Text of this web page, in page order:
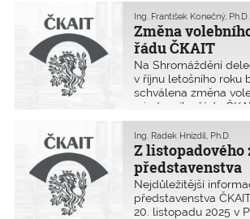
Změna
řádu ČKAIT
Ing. František Konečný, Ph.D.
Na Shromáždění
v říjnu letošního roku
schválena změna
a jednacího řádu
několika technických
úprav, byl hlavní
kandidátů do výborů
představenstva,
a stavovského soudu.
Z listopadového
představenstva
Ing. Radek Hnízdil, Ph.D.
Nejdůležitější
představenstva
20. listopadu 2025 v